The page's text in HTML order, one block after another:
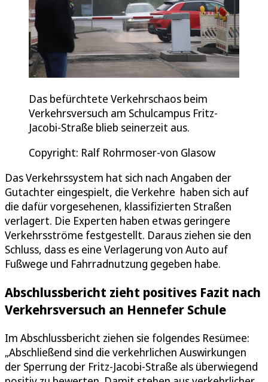
Das befürchtete Verkehrschaos beim
Verkehrsversuch am Schulcampus Fritz-
Jacobi-Straße blieb seinerzeit aus.
Copyright: Ralf Rohrmoser-von Glasow
Das Verkehrssystem hat sich nach Angaben der
Gutachter eingespielt, die Verkehre haben sich auf
die dafür vorgesehenen, klassifizierten Straßen
verlagert. Die Experten haben etwas geringere
Verkehrsströme festgestellt. Daraus ziehen sie den
Schluss, dass es eine Verlagerung von Auto auf
Fußwege und Fahrradnutzung gegeben habe.
Abschlussbericht zieht positives Fazit nach
Verkehrsversuch an Hennefer Schule
Im Abschlussbericht ziehen sie folgendes Resümee:
„Abschließend sind die verkehrlichen Auswirkungen
der Sperrung der Fritz-Jacobi-Straße als überwiegend